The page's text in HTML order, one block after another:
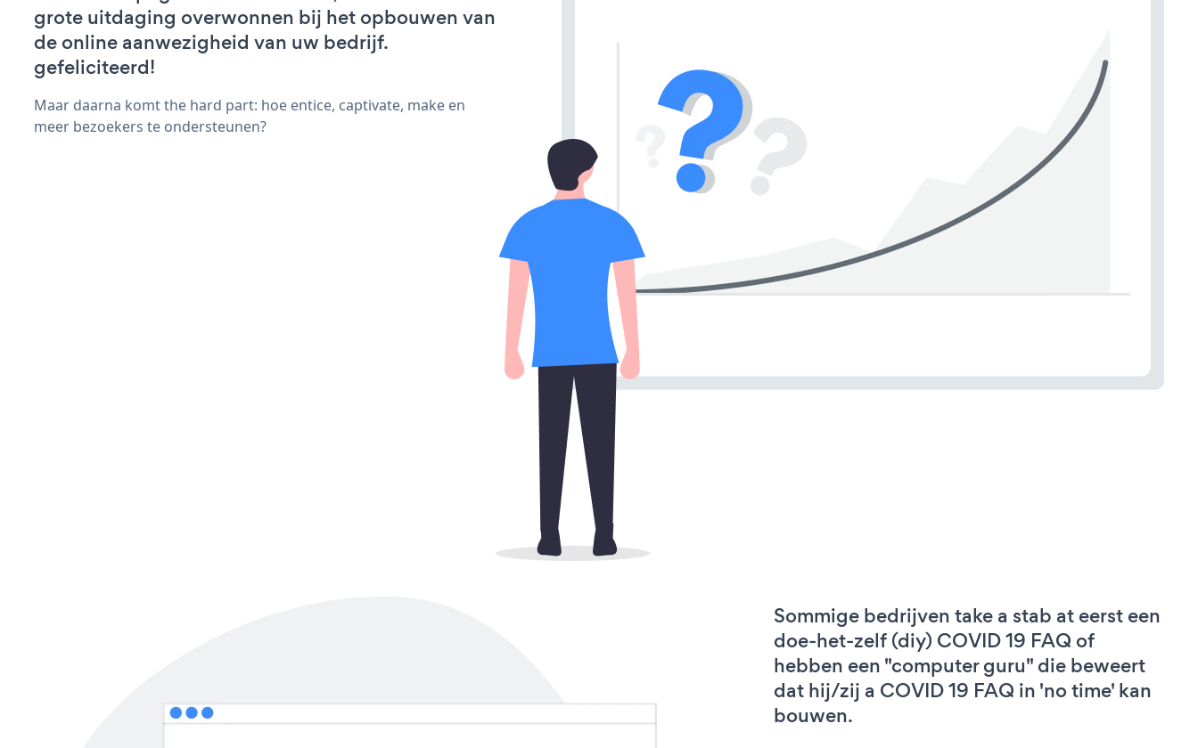
grote uitdaging overwonnen bij het opbouwen van
de online aanwezigheid van uw bedrijf.
gefeliciteerd!
Maar daarna komt the hard part: hoe entice, captivate, make en
meer bezoekers te ondersteunen?
Sommige bedrijven take a stab at eerst een
doe-het-zelf (diy) COVID 19 FAQ of
hebben een "computer guru" die beweert
dat hij/zij a COVID 19 FAQ in 'no time' kan
bouwen.